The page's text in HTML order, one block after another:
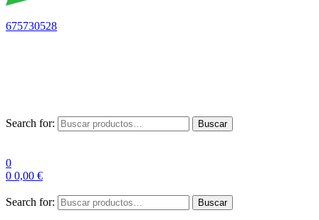
675730528
Search for: Buscar
0
0 0,00 €
Search for: Buscar